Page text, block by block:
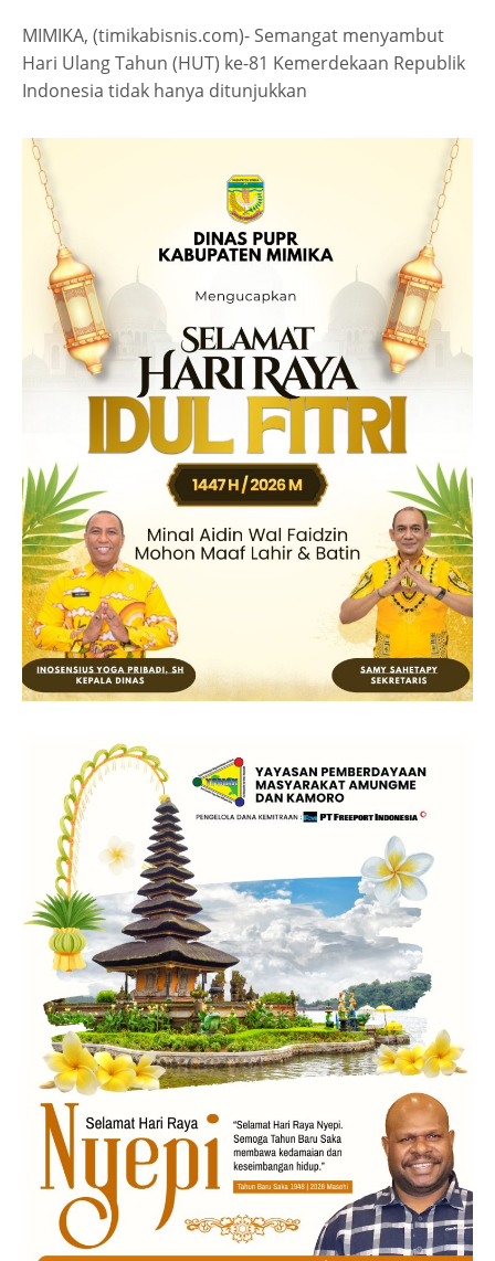
MIMIKA, (timikabisnis.com)- Semangat menyambut
Hari Ulang Tahun (HUT) ke-81 Kemerdekaan Republik
Indonesia tidak hanya ditunjukkan